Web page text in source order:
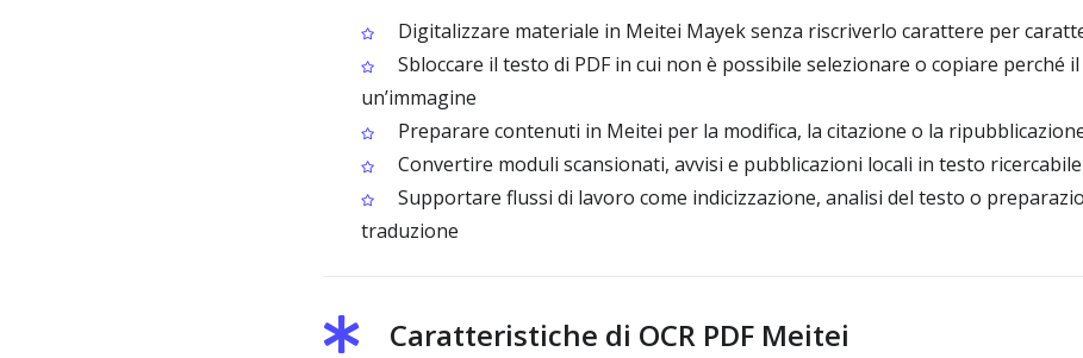
Digitalizzare materiale in Meitei Mayek senza riscriverlo carattere per
Sbloccare il testo di PDF in cui non è possibile selezionare o copiare perché
un’immagine
Preparare contenuti in Meitei per la modifica, la citazione o la
Convertire moduli scansionati, avvisi e pubblicazioni locali in testo ricercabile
Supportare flussi di lavoro come indicizzazione, analisi del testo o
traduzione
Caratteristiche di OCR PDF Meitei